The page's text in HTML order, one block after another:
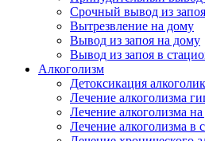
Срочный вывод из запоя
Вытрезвление на дому
Вывод из запоя на дому
Вывод из запоя в
Алкоголизм
Детоксикация
Лечение алкоголизма
Лечение алкоголизма
Лечение алкоголизма в